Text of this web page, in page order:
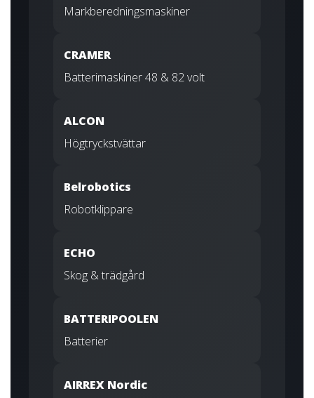
Markberedningsmaskiner
CRAMER
Batterimaskiner 48 & 82 volt
ALCON
Högtryckstvättar
Belrobotics
Robotklippare
ECHO
Skog & trädgård
BATTERIPOOLEN
Batterier
AIRREX Nordic